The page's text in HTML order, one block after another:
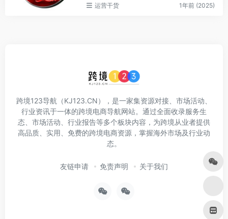
运营干货 1年前 (2025)
跨境123导航（KJ123.CN），是一家集资源对接、市场活动、
行业资讯于一体的跨境电商导航网站。通过全面收录服务生
态、市场活动、行业报告等多个板块内容，为跨境从业者提供
高品质、实用、免费的跨境电商资源，掌握海外市场及行业动
态。
友链申请 免责声明 关于我们